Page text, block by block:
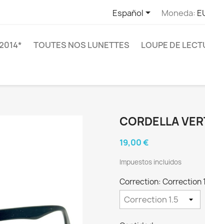
Español Moneda:
TOUTES NOS LUNETTES LOUPE DE
CORDELLA
19,00 €
Impuestos incluidos
Correction: Correction